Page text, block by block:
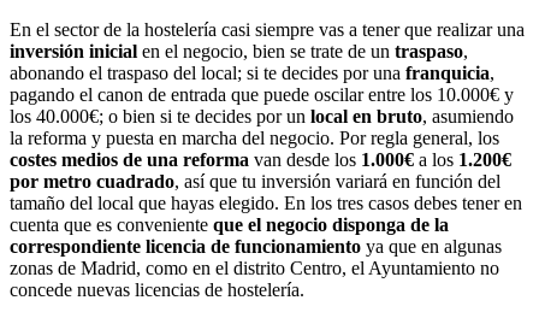
En el sector de la hostelería casi siempre vas a tener que realizar una
inversión inicial en el negocio, bien se trate de un traspaso,
abonando el traspaso del local; si te decides por una franquicia,
pagando el canon de entrada que puede oscilar entre los 10.000€ y
los 40.000€; o bien si te decides por un local en bruto, asumiendo
la reforma y puesta en marcha del negocio. Por regla general, los
costes medios de una reforma van desde los 1.000€ a los 1.200€
por metro cuadrado, así que tu inversión variará en función del
tamaño del local que hayas elegido. En los tres casos debes tener en
cuenta que es conveniente que el negocio disponga de la
correspondiente licencia de funcionamiento ya que en algunas
zonas de Madrid, como en el distrito Centro, el Ayuntamiento no
concede nuevas licencias de hostelería.